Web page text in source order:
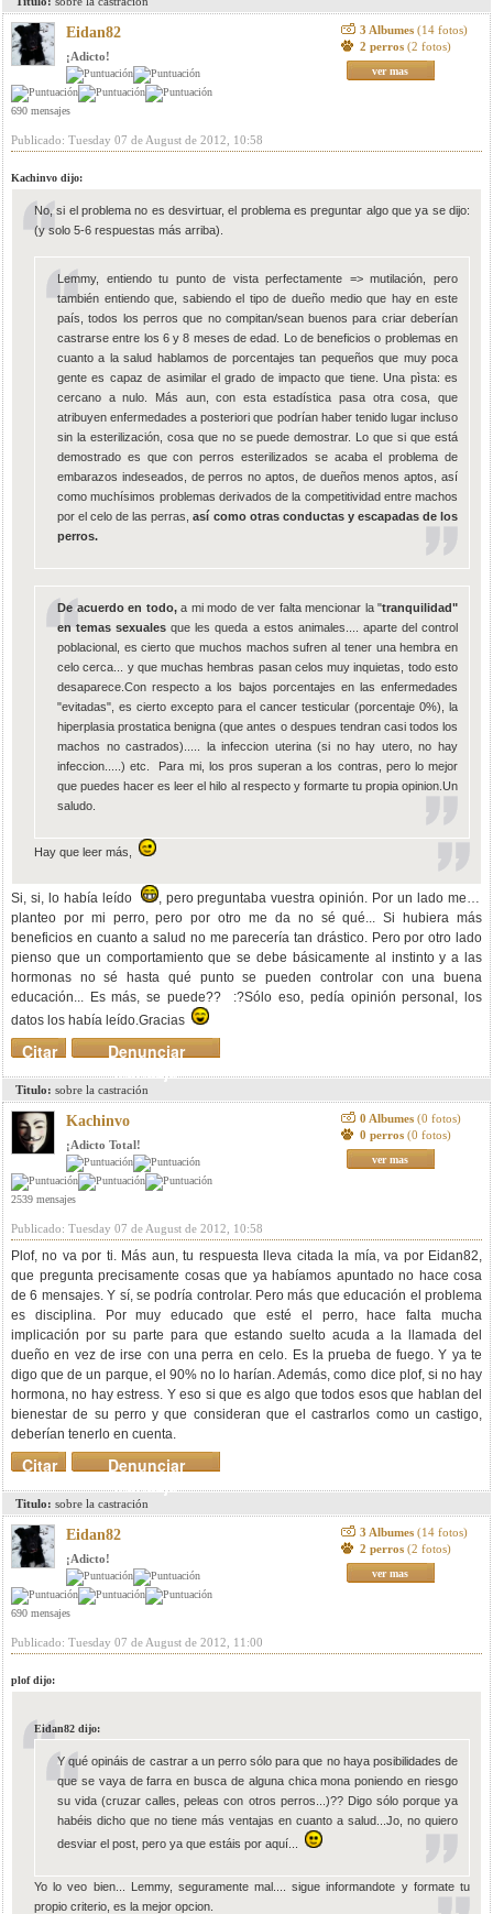
Eidan82
¡Adicto!
690 mensajes
3 Albumes (14 fotos)
2 perros (2 fotos)
ver mas
Publicado: Tuesday 07 de August de 2012, 10:58
Kachinvo dijo:
No, si el problema no es desvirtuar, el problema es preguntar algo que ya se dijo:
(y solo 5-6 respuestas más arriba).
Lemmy, entiendo tu punto de vista perfectamente => mutilación, pero
también entiendo que, sabiendo el tipo de dueño medio que hay en este
país, todos los perros que no compitan/sean buenos para criar deberían
castrarse entre los 6 y 8 meses de edad. Lo de beneficios o problemas en
cuanto a la salud hablamos de porcentajes tan pequeños que muy poca
gente es capaz de asimilar el grado de impacto que tiene. Una pìsta: es
cercano a nulo. Más aun, con esta estadística pasa otra cosa, que
atribuyen enfermedades a posteriori que podrían haber tenido lugar incluso
sin la esterilización, cosa que no se puede demostrar. Lo que si que está
demostrado es que con perros esterilizados se acaba el problema de
embarazos indeseados, de perros no aptos, de dueños menos aptos, así
como muchísimos problemas derivados de la competitividad entre machos
por el celo de las perras,así como otras conductas y escapadas de los
perros.
De acuerdo en todo,a mi modo de ver falta mencionar la "tranquilidad"
en temas sexuales que les queda a estos animales.... aparte del control
poblacional, es cierto que muchos machos sufren al tener una hembra en
celo cerca... y que muchas hembras pasan celos muy inquietas, todo esto
desaparece.Con respecto a los bajos porcentajes en las enfermedades
"evitadas", es cierto excepto para el cancer testicular (porcentaje 0%), la
hiperplasia prostatica benigna (que antes o despues tendran casi todos los
machos no castrados)..... la infeccion uterina (si no hay utero, no hay
infeccion.....) etc. Para mi, los pros superan a los contras, pero lo mejor
que puedes hacer es leer el hilo al respecto y formarte tu propia opinion.Un
saludo.
Hay que leer más,
Si, si, lo había leído
, pero preguntaba vuestra opinión. Por un lado me lo
planteo por mi perro, pero por otro me da no sé qué... Si hubiera más
beneficios en cuanto a salud no me parecería tan drástico. Pero por otro lado
pienso que un comportamiento que se debe básicamente al instinto y a las
hormonas no sé hasta qué punto se pueden controlar con una buena
educación... Es más, se puede?? :?Sólo eso, pedía opinión personal, los
datos los había leído.Gracias
Denunciar
mensaje
Citar
Titulo: sobre la castración
Kachinvo
¡Adicto Total!
2539 mensajes
0 Albumes (0 fotos)
0 perros (0 fotos)
ver mas
Publicado: Tuesday 07 de August de 2012, 10:58
Plof, no va por ti. Más aun, tu respuesta lleva citada la mía, va por Eidan82,
que pregunta precisamente cosas que ya habíamos apuntado no hace cosa
de 6 mensajes. Y sí, se podría controlar. Pero más que educación el problema
es disciplina. Por muy educado que esté el perro, hace falta mucha
implicación por su parte para que estando suelto acuda a la llamada del
dueño en vez de irse con una perra en celo. Es la prueba de fuego. Y ya te
digo que de un parque, el 90% no lo harían. Además, como dice plof, si no hay
hormona, no hay estress. Y eso si que es algo que todos esos que hablan del
bienestar de su perro y que consideran que el castrarlos como un castigo,
deberían tenerlo en cuenta.
Denunciar
mensaje
Citar
Titulo: sobre la castración
Eidan82
¡Adicto!
690 mensajes
3 Albumes (14 fotos)
2 perros (2 fotos)
ver mas
Publicado: Tuesday 07 de August de 2012, 11:00
plof dijo:
Eidan82 dijo:
Y qué opináis de castrar a un perro sólo para que no haya posibilidades de
que se vaya de farra en busca de alguna chica mona poniendo en riesgo
su vida (cruzar calles, peleas con otros perros...)?? Digo sólo porque ya
habéis dicho que no tiene más ventajas en cuanto a salud...Jo, no quiero
desviar el post, pero ya que estáis por aquí...
Yo lo veo bien... Lemmy, seguramente mal.... sigue informandote y formate tu
propio criterio, es la mejor opcion.